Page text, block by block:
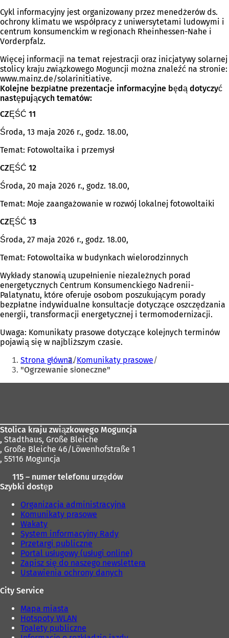
Cykl informacyjny jest organizowany przez menedżerów ds.
ochrony klimatu we współpracy z uniwersytetami ludowymi i
centrum konsumenckim w regionach Rheinhessen-Nahe i
Vorderpfalz.
Więcej informacji na temat rejestracji oraz inicjatywy solarnej
stolicy kraju związkowego Moguncji można znaleźć na stronie:
www.mainz.de/solarinitiative.
Kolejne bezpłatne prezentacje informacyjne będą dotyczyć
następujących tematów:
CZĘŚĆ 11
Środa, 13 maja 2026 r., godz. 18.00,
Temat: Fotowoltaika i przemysł
CZĘŚĆ 12
Środa, 20 maja 2026 r., godz. 18.00,
Temat: Moje zaangażowanie w rozwój lokalnej fotowoltaiki
CZĘŚĆ 13
Środa, 27 maja 2026 r., godz. 18.00,
Temat: Fotowoltaika w budynkach wielorodzinnych
Wykłady stanowią uzupełnienie niezależnych porad
energetycznych Centrum Konsumenckiego Nadrenii-
Palatynatu, które oferuje osobom poszukującym porady
bezpłatne indywidualne konsultacje dotyczące oszczędzania
energii, transformacji energetycznej i termomodernizacji.
Uwaga: Komunikaty prasowe dotyczące kolejnych terminów
pojawią się w najbliższym czasie.
Jesteś
tutaj:
Strona główna Komunikaty prasowe
"Ogrzewanie słoneczne"
Stolica kraju związkowego Moguncja
, Stadthaus, Große Bleiche
, Große Bleiche 46/Löwenhofstraße 1
, 55116 Moguncja
115 – numer telefonu urzędów
Szybki dostęp
Organizacja administracyjna
Komunikaty prasowe
Wakaty
System informacyjny Rady
Przetargi publiczne
Portal usługowy (usługi online)
Zapisz się do naszego newslettera
Ustawienia ochrony danych
City Service
Mapa miasta
Hotspoty WLAN
Toalety publiczne